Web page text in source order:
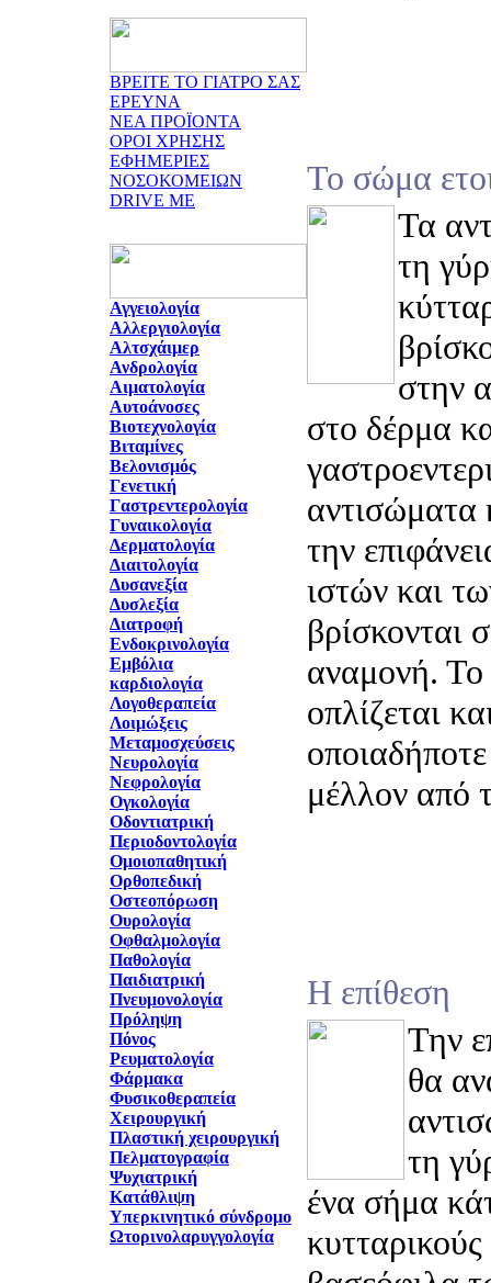
ΒΡΕΙΤΕ ΤΟ ΓΙΑΤΡΟ ΣΑΣ
ΕΡΕΥΝΑ
ΝΕΑ ΠΡΟΪΟΝΤΑ
ΟΡΟΙ ΧΡΗΣΗΣ
ΕΦΗΜΕΡΙΕΣ
ΝΟΣΟΚΟΜΕΙΩΝ
DRIVE ME
Αγγειολογία
Αλλεργιολογία
Αλτσχάιμερ
Ανδρολογία
Αιματολογία
Αυτοάνοσες
Βιοτεχνολογία
Βιταμίνες
Βελονισμός
Γενετική
Γαστρεντερολογία
Γυναικολογία
Δερματολογία
Διαιτολογία
Δυσανεξία
Δυσλεξία
Διατροφή
Ενδοκρινολογία
Εμβόλια
καρδιολογία
Λογοθεραπεία
Λοιμώξεις
Μεταμοσχεύσεις
Νευρολογία
Νεφρολογία
Ογκολογία
Οδοντιατρική
Περιοδοντολογία
Ομοιοπαθητική
Ορθοπεδική
Οστεοπόρωση
Ουρολογία
Οφθαλμολογία
Παθολογία
Παιδιατρική
Πνευμονολογία
Πρόληψη
Πόνος
Ρευματολογία
Φάρμακα
Φυσικοθεραπεία
Χειρουργική
Πλαστική χειρουργική
Πελματογραφία
Ψυχιατρική
Κατάθλιψη
Υπερκινητικό σύνδρομο
Ωτορινολαρυγγολογία
Το σώμα
Τα
τη
στην
στο δέρμα
αντισώματα
την
ιστών και
βρίσκονται
αναμονή.
οπλίζεται
μέλλον από
Η επίθεση
Την
θα
τη
ένα σήμα